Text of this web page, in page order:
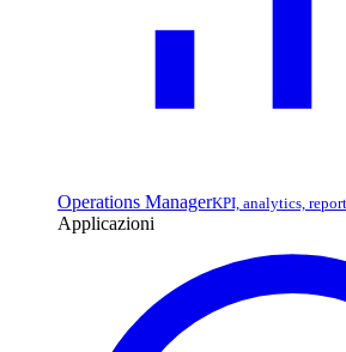
Operations ManagerKPI, analytics,
Applicazioni